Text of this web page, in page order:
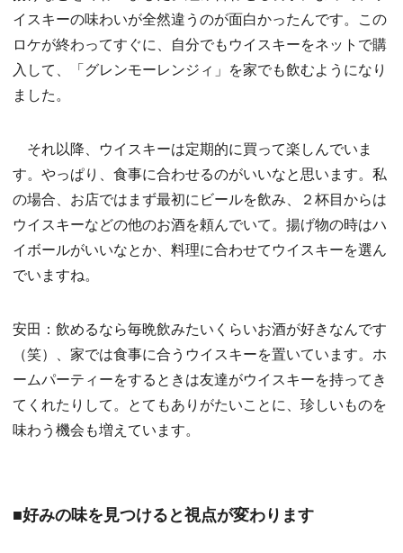
イスキーの味わいが全然違うのが面白かったんです。この
ロケが終わってすぐに、自分でもウイスキーをネットで購
入して、「グレンモーレンジィ」を家でも飲むようになり
ました。
それ以降、ウイスキーは定期的に買って楽しんでいま
す。やっぱり、食事に合わせるのがいいなと思います。私
の場合、お店ではまず最初にビールを飲み、２杯目からは
ウイスキーなどの他のお酒を頼んでいて。揚げ物の時はハ
イボールがいいなとか、料理に合わせてウイスキーを選ん
でいますね。
安田：飲めるなら毎晩飲みたいくらいお酒が好きなんです
（笑）、家では食事に合うウイスキーを置いています。ホ
ームパーティーをするときは友達がウイスキーを持ってき
てくれたりして。とてもありがたいことに、珍しいものを
味わう機会も増えています。
■好みの味を見つけると視点が変わります